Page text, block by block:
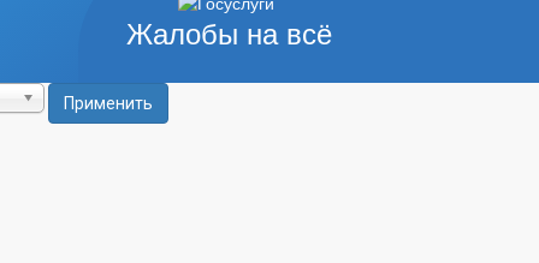
Жалобы на всё
Применить